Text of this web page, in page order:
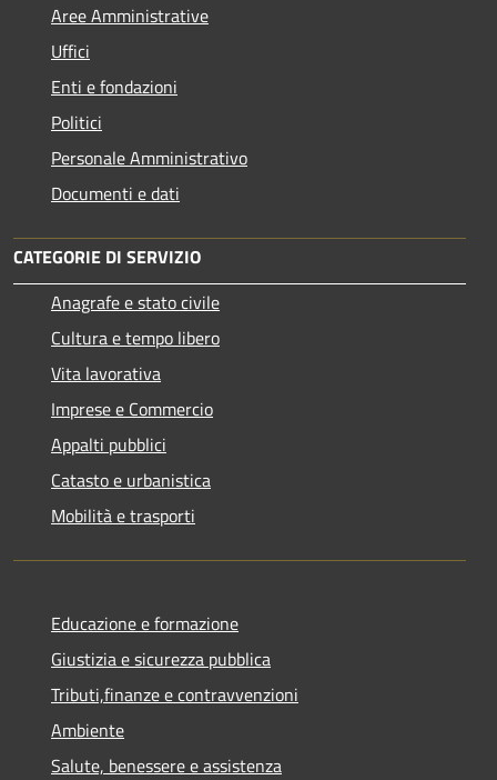
Aree Amministrative
Uffici
Enti e fondazioni
Politici
Personale Amministrativo
Documenti e dati
CATEGORIE DI SERVIZIO
Anagrafe e stato civile
Cultura e tempo libero
Vita lavorativa
Imprese e Commercio
Appalti pubblici
Catasto e urbanistica
Mobilità e trasporti
Educazione e formazione
Giustizia e sicurezza pubblica
Tributi,finanze e contravvenzioni
Ambiente
Salute, benessere e assistenza